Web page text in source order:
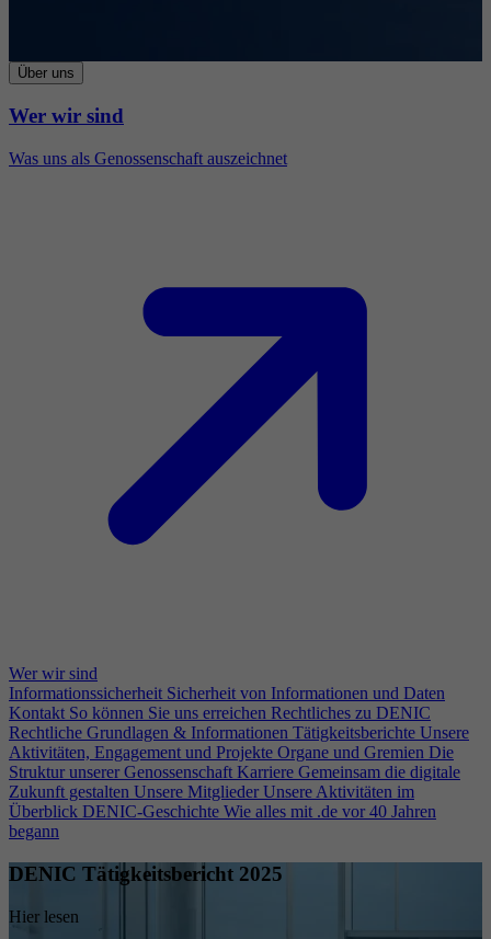
Über uns
Wer wir sind
Was uns als Genossenschaft auszeichnet
Wer wir sind
Informationssicherheit Sicherheit von Informationen und Daten
Kontakt So können Sie uns erreichen Rechtliches zu DENIC
Rechtliche Grundlagen & Informationen Tätigkeitsberichte Unsere
Aktivitäten, Engagement und Projekte Organe und Gremien Die
Struktur unserer Genossenschaft Karriere Gemeinsam die digitale
Zukunft gestalten Unsere Mitglieder Unsere Aktivitäten im
Überblick DENIC-Geschichte Wie alles mit .de vor 40 Jahren
begann
DENIC Tätigkeitsbericht 2025
Hier lesen